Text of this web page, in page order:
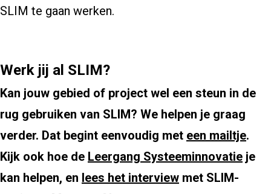
SLIM te gaan werken.
Werk jij al SLIM?
Kan jouw gebied of project wel een steun in de
rug gebruiken van SLIM? We helpen je graag
verder. Dat begint eenvoudig met een mailtje.
Kijk ook hoe de Leergang Systeeminnovatie je
kan helpen, en lees het interview met SLIM-